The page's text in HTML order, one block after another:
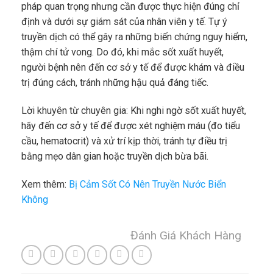
pháp quan trọng nhưng cần được thực hiện đúng chỉ
định và dưới sự giám sát của nhân viên y tế. Tự ý
truyền dịch có thể gây ra những biến chứng nguy hiểm,
thậm chí tử vong. Do đó, khi mắc sốt xuất huyết,
người bệnh nên đến cơ sở y tế để được khám và điều
trị đúng cách, tránh những hậu quả đáng tiếc.
Lời khuyên từ chuyên gia: Khi nghi ngờ sốt xuất huyết,
hãy đến cơ sở y tế để được xét nghiệm máu (đo tiểu
cầu, hematocrit) và xử trí kịp thời, tránh tự điều trị
bằng mẹo dân gian hoặc truyền dịch bừa bãi.
Xem thêm: Bị Cảm Sốt Có Nên Truyền Nước Biển
Không
Đánh Giá Khách Hàng